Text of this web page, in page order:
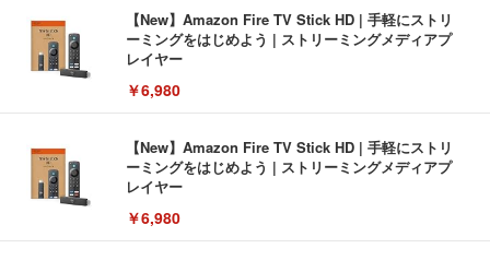
【New】Amazon Fire TV Stick HD | 手軽にストリ
ーミングをはじめよう | ストリーミングメディアプ
レイヤー
￥6,980
【New】Amazon Fire TV Stick HD | 手軽にストリ
ーミングをはじめよう | ストリーミングメディアプ
レイヤー
￥6,980